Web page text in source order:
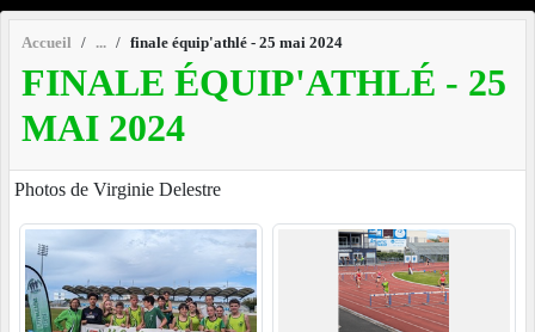
Accueil finale équip'athlé - 25 mai 2024
FINALE ÉQUIP'ATHLÉ - 25
MAI 2024
Photos de Virginie Delestre